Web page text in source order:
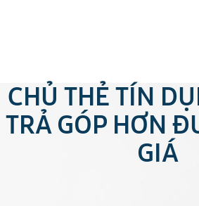
CHỦ THẺ TÍN
TRẢ GÓP HƠN
GIÁ